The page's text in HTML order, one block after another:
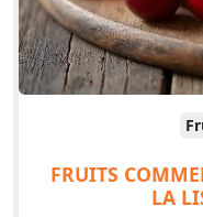
FRUITS
LA